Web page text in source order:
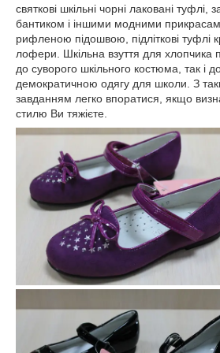
святкові шкільні чорні лаковані туфлі,
бантиком і іншими модними
рифленою підошвою, підліткові туфлі
лофери. Шкільна взуття для хлопчика
до суворого шкільного костюма, так і
демократичною одягу для школи. З
завданням легко впоратися, якщо
стилю Ви тяжієте.